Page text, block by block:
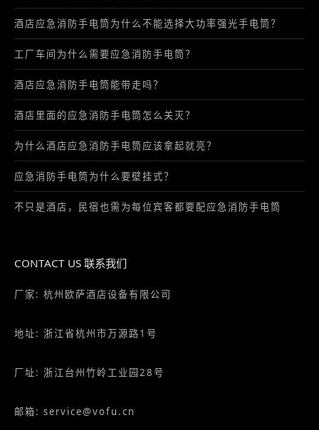
酒店应急消防手电筒为什么不能选择大功率强光手电筒？
工厂车间为什么需要应急消防手电筒？
酒店应急消防手电筒能带走吗？
酒店里面的应急消防手电筒怎么关灭？
为什么酒店应急消防手电筒应该拿起就亮？
应急消防手电筒为什么要壁挂式？
不只是酒店，民宿也需为每位宾客都要配应急消防手电筒
CONTACT US 联系我们
厂家: 杭州欧萨酒店设备有限公司
地址: 浙江省杭州市万源路1号
厂址: 浙江台州竹岭工业园28号
邮箱: service@vofu.cn